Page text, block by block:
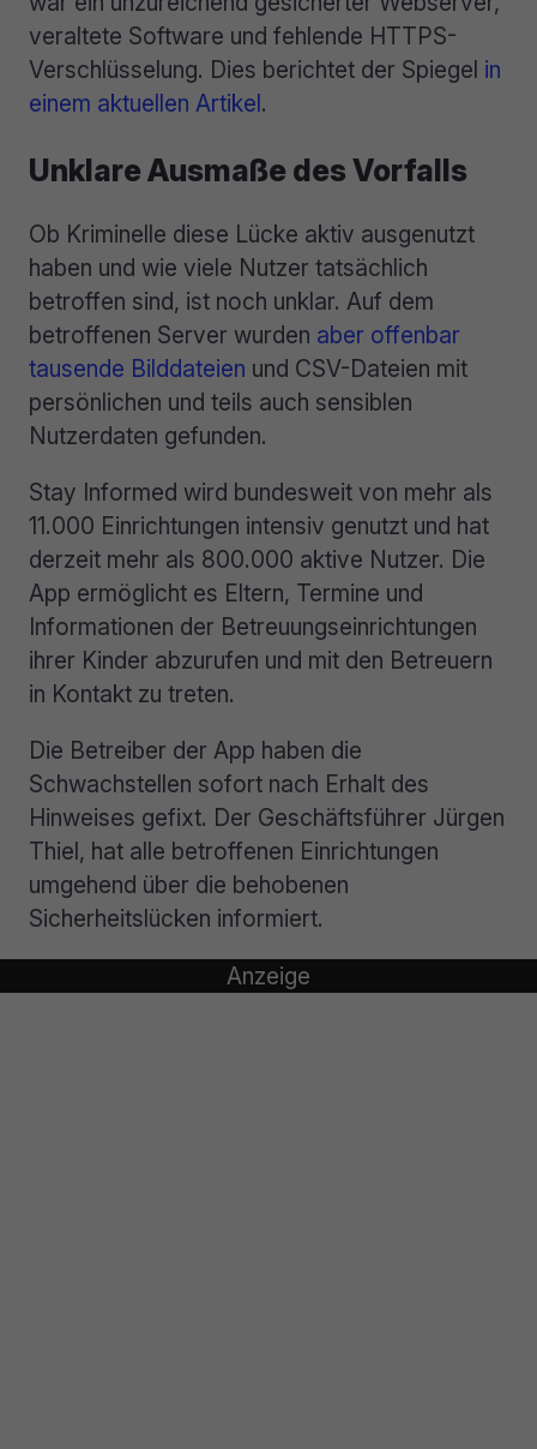
veraltete Software und fehlende HTTPS-
Verschlüsselung. Dies berichtet der Spiegel in
einem aktuellen Artikel.
Unklare Ausmaße des Vorfalls
Ob Kriminelle diese Lücke aktiv ausgenutzt
haben und wie viele Nutzer tatsächlich
betroffen sind, ist noch unklar. Auf dem
betroffenen Server wurden aber offenbar
tausende Bilddateien und CSV-Dateien mit
persönlichen und teils auch sensiblen
Nutzerdaten gefunden.
Stay Informed wird bundesweit von mehr als
11.000 Einrichtungen intensiv genutzt und hat
derzeit mehr als 800.000 aktive Nutzer. Die
App ermöglicht es Eltern, Termine und
Informationen der Betreuungseinrichtungen
ihrer Kinder abzurufen und mit den Betreuern
in Kontakt zu treten.
Die Betreiber der App haben die
Schwachstellen sofort nach Erhalt des
Hinweises gefixt. Der Geschäftsführer Jürgen
Thiel, hat alle betroffenen Einrichtungen
umgehend über die behobenen
Sicherheitslücken informiert.